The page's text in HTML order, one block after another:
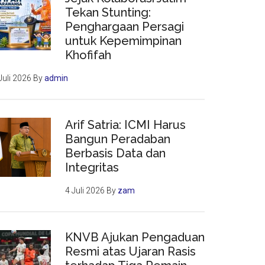
Tekan Stunting:
Penghargaan Persagi
untuk Kepemimpinan
Khofifah
2026 Byadmin
Arif Satria: ICMI Harus
Bangun Peradaban
Berbasis Data dan
Integritas
4 Juli 2026 By zam
KNVB Ajukan Pengaduan
Resmi atas Ujaran Rasis